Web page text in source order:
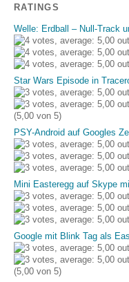
RATINGS
Welle: Erdball – Null-Track
Star Wars Episode in
(5,00 von 5)
PSY-Android auf Googles
Mini Easteregg auf Skype
Google mit Blink Tag als
(5,00 von 5)